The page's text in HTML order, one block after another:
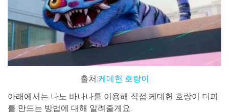
출처:케데헌 호랑이
아래에서는 나노 바나나를 이용해 직접 케데헌 호랑이 더피
를 만드는 방법에 대해 알려줄게요.